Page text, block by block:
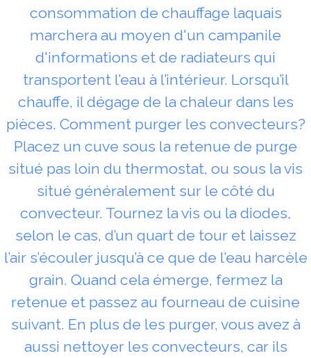
consommation de chauffage laquais
marchera au moyen d'un campanile
d'informations et de radiateurs qui
transportent l’eau à l’intérieur. Lorsqu’il
chauffe, il dégage de la chaleur dans les
pièces. Comment purger les convecteurs?
Placez un cuve sous la retenue de purge
situé pas loin du thermostat, ou sous la vis
situé généralement sur le côté du
convecteur. Tournez la vis ou la diodes,
selon le cas, d’un quart de tour et laissez
l’air s’écouler jusqu’à ce que de l’eau harcèle
grain. Quand cela émerge, fermez la
retenue et passez au fourneau de cuisine
suivant. En plus de les purger, vous avez à
aussi nettoyer les convecteurs, car ils